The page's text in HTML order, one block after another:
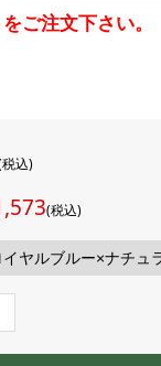
ご注文下さい。
込)
(税込)